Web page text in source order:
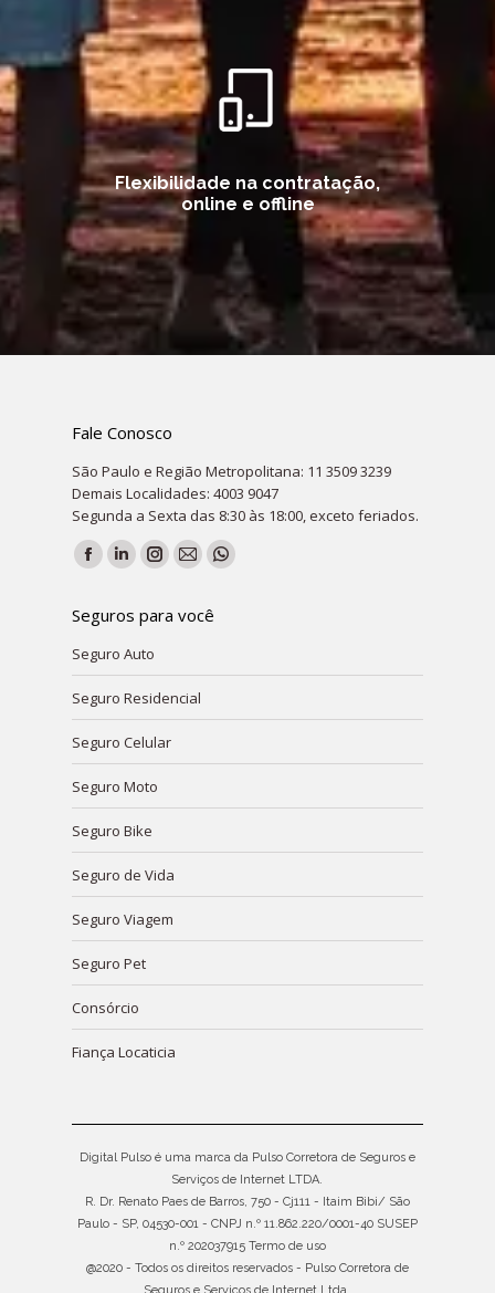
Flexibilidade na contratação,
online e offline
Fale Conosco
São Paulo e Região Metropolitana: 11 3509 3239
Demais Localidades: 4003 9047
Segunda a Sexta das 8:30 às 18:00, exceto feriados.
Encontre-nos em:
Facebook
opens
in
window
Linkedin
opens
in
Instagram
opens
Mail
opens
Whatsapp
Seguros para você
Seguro Auto
Seguro Residencial
Seguro Celular
Seguro Moto
Seguro Bike
Seguro de Vida
Seguro Viagem
Seguro Pet
Consórcio
Fiança Locaticia
Digital Pulso é uma marca da Pulso Corretora de Seguros e
Serviços de Internet LTDA.
R. Dr. Renato Paes de Barros, 750 - Cj111 - Itaim Bibi/ São
Paulo - SP, 04530-001 - CNPJ n.º 11.862.220/0001-40 SUSEP
n.º 202037915 Termo de uso
@2020 - Todos os direitos reservados - Pulso Corretora de